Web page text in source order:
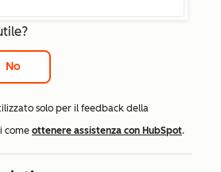
No
solo per il feedback della
come ottenere assistenza con HubSpot.